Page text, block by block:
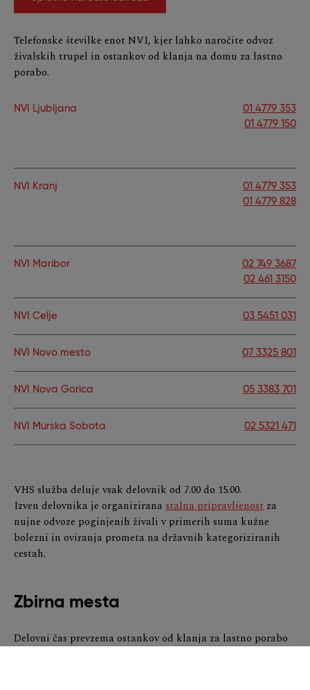
Telefonske številke enot NVI, kjer lahko naročite odvoz
živalskih trupel in ostankov od klanja na domu za lastno
porabo.
NVI Ljubljana
01 4779 353
01 4779 150
NVI Kranj
01 4779 353
01 4779 828
NVI Maribor
02 749 3687
02 461 3150
NVI Celje 03 5451 031
NVI Novo mesto 07 3325 801
NVI Nova Gorica 05 3383 701
NVI Murska Sobota 02 5321 471
VHS služba deluje vsak delovnik od 7.00 do 15.00.
Izven delovnika je organizirana stalna pripravljenost za
nujne odvoze poginjenih živali v primerih suma kužne
bolezni in oviranja prometa na državnih kategoriziranih
cestah.
Zbirna mesta
Delovni čas prevzema ostankov od klanja za lastno porabo